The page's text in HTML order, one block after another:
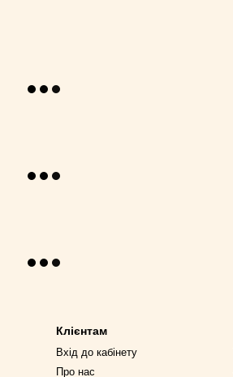
Клієнтам
Вхід до кабінету
Про нас